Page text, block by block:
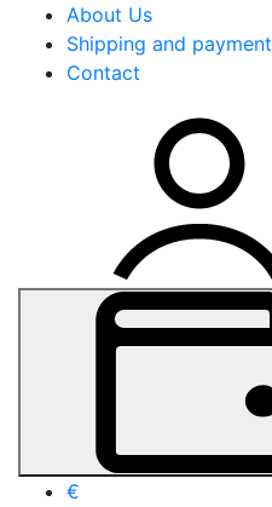
About Us
Shipping and payment
Contact
€